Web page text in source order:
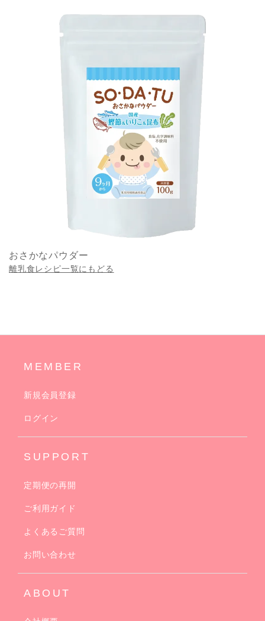
おさかなパウダー
離乳食レシピ一覧にもどる
MEMBER
新規会員登録
ログイン
SUPPORT
定期便の再開
ご利用ガイド
よくあるご質問
お問い合わせ
ABOUT